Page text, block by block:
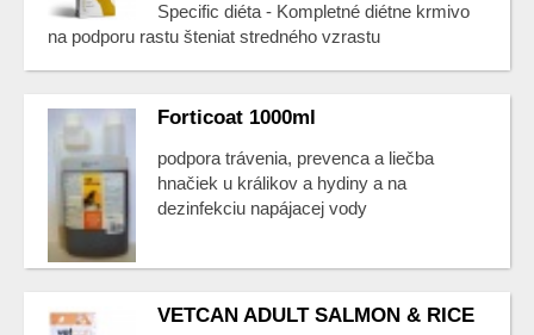
Specific diéta - Kompletné diétne krmivo
na podporu rastu šteniat stredného vzrastu
Forticoat 1000ml
podpora trávenia, prevenca a liečba
hnačiek u králikov a hydiny a na
dezinfekciu napájacej vody
VETCAN ADULT SALMON & RICE